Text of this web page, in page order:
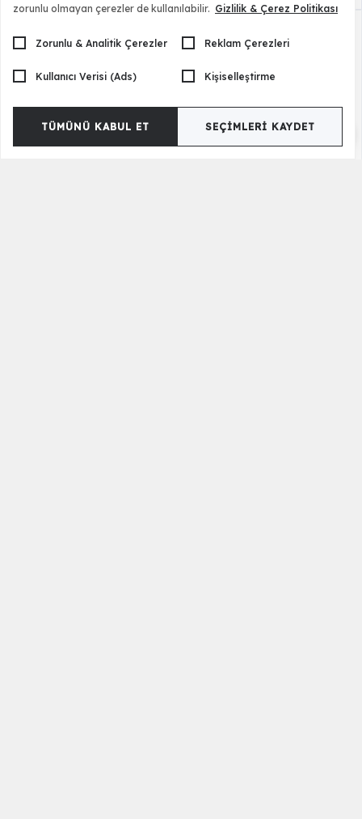
zorunlu olmayan çerezler de kullanılabilir. Gizlilik & Çerez Politikası
Zorunlu & Analitik Çerezler Reklam Çerezleri
Kullanıcı Verisi (Ads) Kişiselleştirme
TÜMÜNÜ KABUL ET SEÇIMLERI KAYDET